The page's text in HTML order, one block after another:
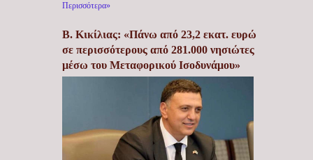
Περισσότερα»
Β. Κικίλιας: «Πάνω από 23,2 εκατ. ευρώ
σε περισσότερους από 281.000 νησιώτες
μέσω του Μεταφορικού Ισοδυνάμου»